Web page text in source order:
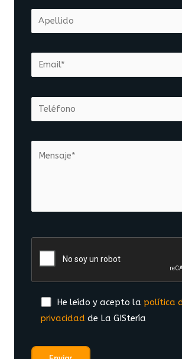
He leído y acepto la política
privacidad de La GIStería